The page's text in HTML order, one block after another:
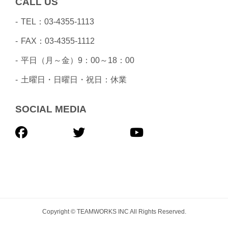
TEL：03-4355-1113
FAX：03-4355-1112
平日（月～金）9：00～18：00
土曜日・日曜日・祝日：休業
SOCIAL MEDIA
Copyright © TEAMWORKS INC All Rights Reserved.